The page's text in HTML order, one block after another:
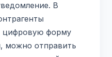
В
цифровую форму
можно отправить